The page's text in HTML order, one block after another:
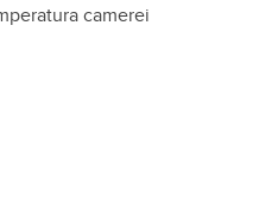
camerei